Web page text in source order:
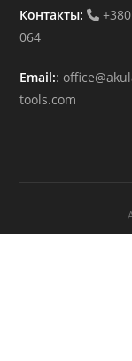
Контакты:
064
Email::
tools.com